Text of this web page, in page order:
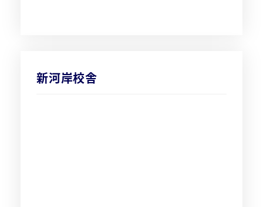
新河岸校舎